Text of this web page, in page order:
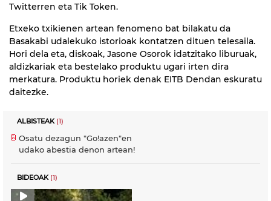
Twitterren eta Tik Token.
Etxeko txikienen artean fenomeno bat bilakatu da
Basakabi udalekuko istorioak kontatzen dituen telesaila.
Hori dela eta, diskoak, Jasone Osorok idatzitako liburuak,
aldizkariak eta bestelako produktu ugari irten dira
merkatura. Produktu horiek denak EITB Dendan eskuratu
daitezke.
ALBISTEAK (1)
Osatu dezagun "Go!azen"en
udako abestia denon artean!
BIDEOAK (1)